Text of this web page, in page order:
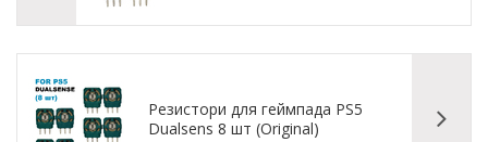
Резистори для геймпада PS5
Dualsens 8 шт (Original)